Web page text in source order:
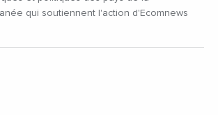
qui soutiennent l'action d'Ecomnews